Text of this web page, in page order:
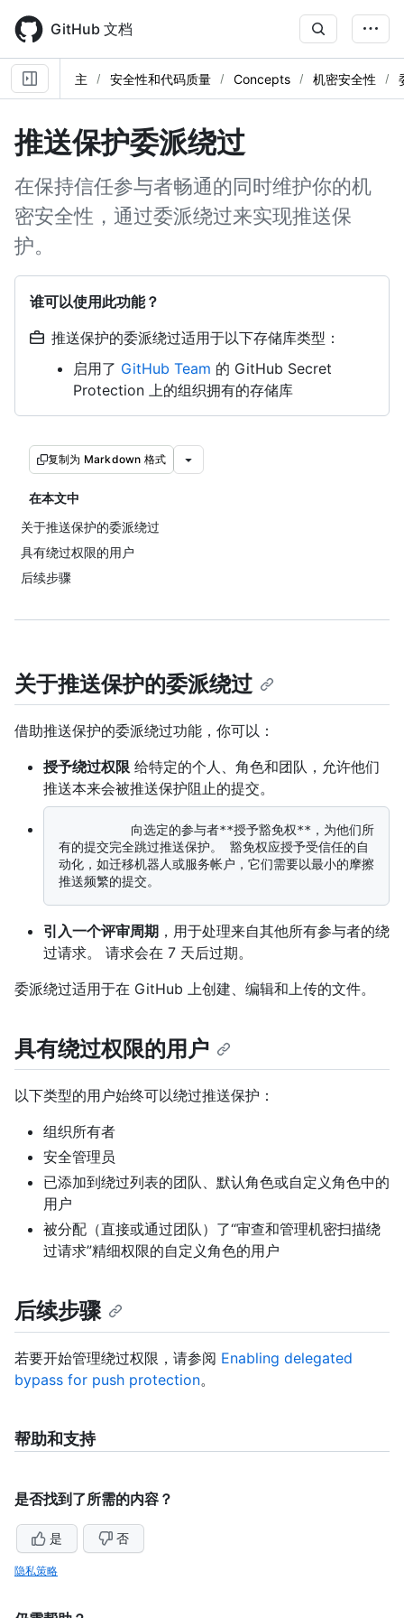
main
content
GitHub 文档
主 安全性和代码质量 Concepts 机密安全性
推送保护委派绕过
在保持信任参与者畅通的同时维护你的机
密安全性，通过委派绕过来实现推送保
护。
谁可以使用此功能？
推送保护的委派绕过适用于以下存储库类型：
启用了 GitHub Team 的 GitHub Secret
Protection 上的组织拥有的存储库
复制为 Markdown 格式
在本文中
关于推送保护的委派绕过
具有绕过权限的用户
后续步骤
关于推送保护的委派绕过
借助推送保护的委派绕过功能，你可以：
授予绕过权限 给特定的个人、角色和团队，允许他们
推送本来会被推送保护阻止的提交。
有的提交完全跳过推送保护。 豁免权应授予受信任的自
动化，如迁移机器人或服务帐户，它们需要以最小的摩擦
引入一个评审周期 ，用于处理来自其他所有参与者的绕
过请求。 请求会在 7 天后过期。
委派绕过适用于在 GitHub 上创建、编辑和上传的文件。
具有绕过权限的用户
以下类型的用户始终可以绕过推送保护：
组织所有者
安全管理员
已添加到绕过列表的团队、默认角色或自定义角色中的
用户
被分配（直接或通过团队）了“审查和管理机密扫描绕
过请求”精细权限的自定义角色的用户
后续步骤
若要开始管理绕过权限，请参阅 Enabling delegated
bypass for push protection。
帮助和支持
是否找到了所需的内容？
是 否
隐私策略